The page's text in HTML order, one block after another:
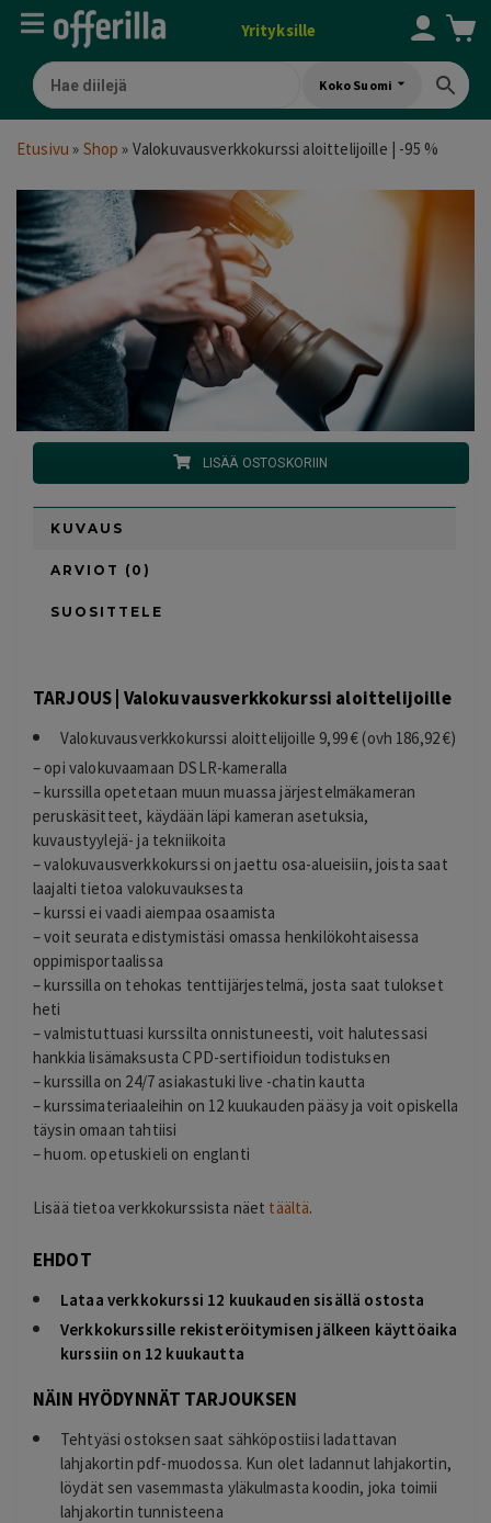
Yrityksille
Koko Suomi
Etusivu » Shop » Valokuvausverkkokurssi aloittelijoille | -95 %
LISÄÄ OSTOSKORIIN
KUVAUS
ARVIOT (0)
SUOSITTELE
TARJOUS | Valokuvausverkkokurssi aloittelijoille
Valokuvausverkkokurssi aloittelijoille 9,99 € (ovh 186,92 €)
– opi valokuvaamaan DSLR-kameralla
– kurssilla opetetaan muun muassa järjestelmäkameran
peruskäsitteet, käydään läpi kameran asetuksia,
kuvaustyylejä- ja tekniikoita
– valokuvausverkkokurssi on jaettu osa-alueisiin, joista saat
laajalti tietoa valokuvauksesta
– kurssi ei vaadi aiempaa osaamista
– voit seurata edistymistäsi omassa henkilökohtaisessa
oppimisportaalissa
– kurssilla on tehokas tenttijärjestelmä, josta saat tulokset
heti
– valmistuttuasi kurssilta onnistuneesti, voit halutessasi
hankkia lisämaksusta CPD-sertifioidun todistuksen
– kurssilla on 24/7 asiakastuki live -chatin kautta
– kurssimateriaaleihin on 12 kuukauden pääsy ja voit opiskella
täysin omaan tahtiisi
– huom. opetuskieli on englanti
Lisää tietoa verkkokurssista näet täältä.
EHDOT
Lataa verkkokurssi 12 kuukauden sisällä ostosta
Verkkokurssille rekisteröitymisen jälkeen käyttöaika
kurssiin on 12 kuukautta
NÄIN HYÖDYNNÄT TARJOUKSEN
Tehtyäsi ostoksen saat sähköpostiisi ladattavan
lahjakortin pdf-muodossa. Kun olet ladannut lahjakortin,
löydät sen vasemmasta yläkulmasta koodin, joka toimii
lahjakortin tunnisteena